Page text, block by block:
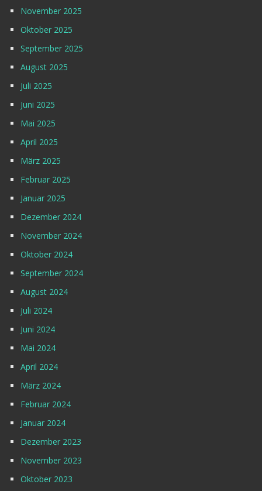
November 2025
Oktober 2025
September 2025
August 2025
Juli 2025
Juni 2025
Mai 2025
April 2025
März 2025
Februar 2025
Januar 2025
Dezember 2024
November 2024
Oktober 2024
September 2024
August 2024
Juli 2024
Juni 2024
Mai 2024
April 2024
März 2024
Februar 2024
Januar 2024
Dezember 2023
November 2023
Oktober 2023